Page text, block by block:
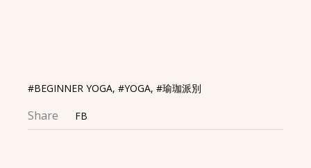
#BEGINNER YOGA,#YOGA,#瑜珈派別
Share FB